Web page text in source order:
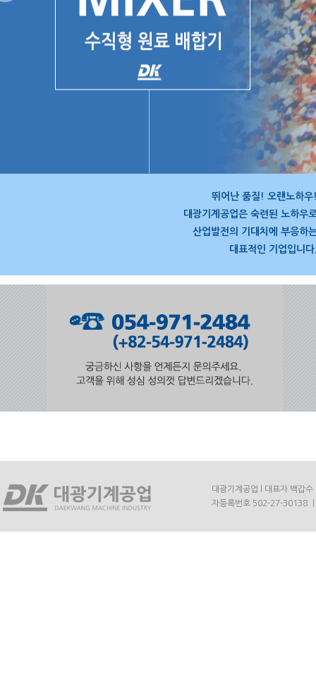
뛰어난 품질! 오랜노하
대광기계공업은 숙련된 노하우
산업발전의 기대치에 부응하
대표적인 기업입니
대광기계공업 l 대표자 백갑
자등록번호 502-27-30138